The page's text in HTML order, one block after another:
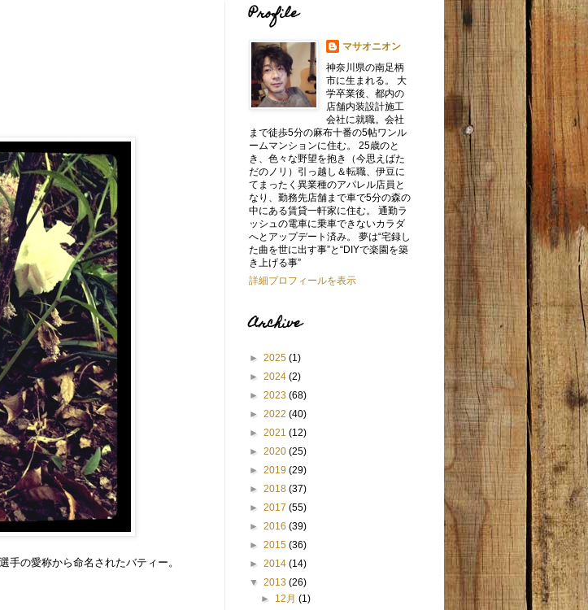
の愛称から命名されたバティー。
Profile
マサオニオン
神奈川県の南足柄
市に生まれる。 大
学卒業後、都内の
店舗内装設計施工
会社に就職。会社
まで徒歩5分の麻布十番の5帖ワンル
ームマンションに住む。 25歳のと
き、色々な野望を抱き（今思えばた
だのノリ）引っ越し＆転職、伊豆に
てまったく異業種のアパレル店員と
なり、勤務先店舗まで車で5分の森の
中にある賃貸一軒家に住む。 通勤ラ
ッシュの電車に乗車できないカラダ
へとアップデート済み。 夢は“宅録し
た曲を世に出す事”と“DIYで楽園を築
き上げる事”
詳細プロフィールを表示
Archive
► 2025 (1)
► 2024 (2)
► 2023 (68)
► 2022 (40)
► 2021 (12)
► 2020 (25)
► 2019 (29)
► 2018 (37)
► 2017 (55)
► 2016 (39)
► 2015 (36)
► 2014 (14)
▼ 2013 (26)
► 12月(1)